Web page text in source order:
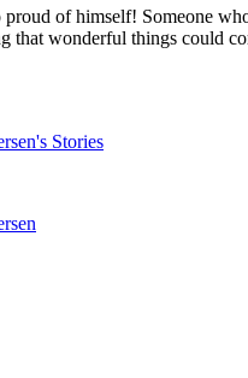
proud of himself! Someone
that wonderful things could
Stories